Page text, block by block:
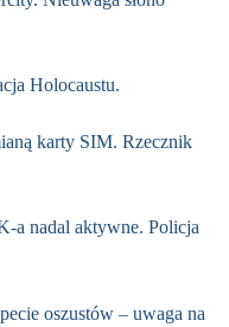
Holocaustu.
karty SIM. Rzecznik
a nadal aktywne. Policja
oszustów – uwaga na